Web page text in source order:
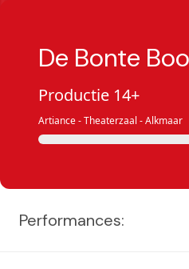
De Bonte
Productie 14+
Artiance - Theaterzaal - Alkmaar
Performances: